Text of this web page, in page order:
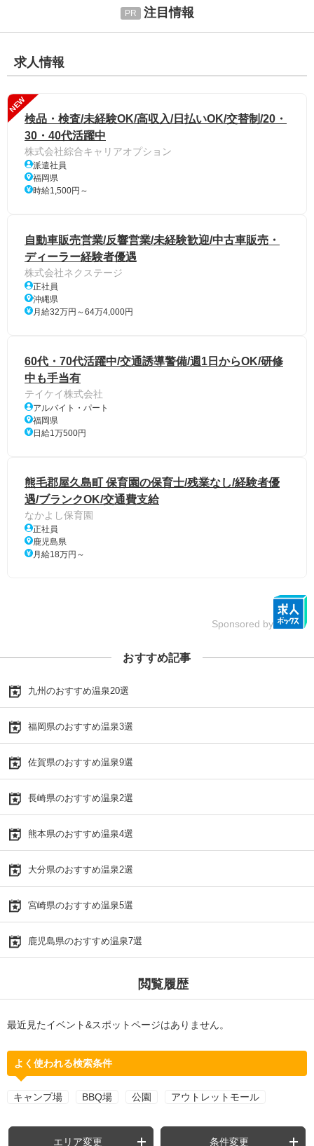
注目情報
求人情報
NEW
検品・検査/未経験OK/高収入/日払いOK/交替制/20・
30・40代活躍中
株式会社綜合キャリアオプション
派遣社員
福岡県
時給1,500円～
自動車販売営業/反響営業/未経験歓迎/中古車販売・
ディーラー経験者優遇
株式会社ネクステージ
正社員
沖縄県
月給32万円～64万4,000円
60代・70代活躍中/交通誘導警備/週1日からOK/研修
中も手当有
テイケイ株式会社
アルバイト・パート
福岡県
日給1万500円
熊毛郡屋久島町 保育園の保育士/残業なし/経験者優
遇/ブランクOK/交通費支給
なかよし保育園
正社員
鹿児島県
月給18万円～
Sponsored by
おすすめ記事
九州のおすすめ温泉20選
福岡県のおすすめ温泉3選
佐賀県のおすすめ温泉9選
長崎県のおすすめ温泉2選
熊本県のおすすめ温泉4選
大分県のおすすめ温泉2選
宮崎県のおすすめ温泉5選
鹿児島県のおすすめ温泉7選
閲覧履歴
最近見たイベント&スポットページはありません。
よく使われる検索条件
キャンプ場 BBQ場 公園 アウトレットモール
エリア変更 条件変更